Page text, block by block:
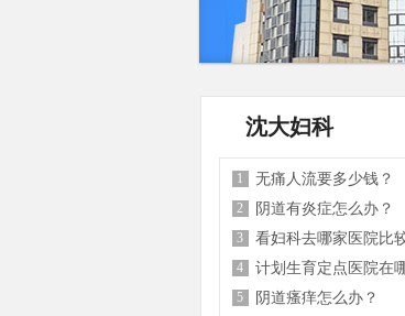
沈大妇科
1 无痛人流要多少钱？
2 阴道有炎症怎么办？
3 看妇科去哪家医院比
4 计划生育定点医院在
5 阴道瘙痒怎么办？